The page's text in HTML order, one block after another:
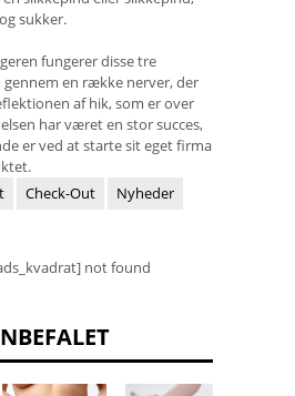
sukker.
fungerer disse tre
gennem en række nerver, der
af ​​hik, som er over
har været en stor succes,
er ved at starte sit eget firma
Check-Out Nyheder
not found